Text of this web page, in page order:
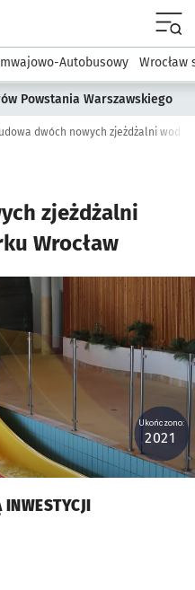
podserwis:
Autobusowy Wrocław
Powstania Warszawskiego
dwóch nowych zjeżdżalni
zjeżdżalni
Wrocław
Ukończono:
2021